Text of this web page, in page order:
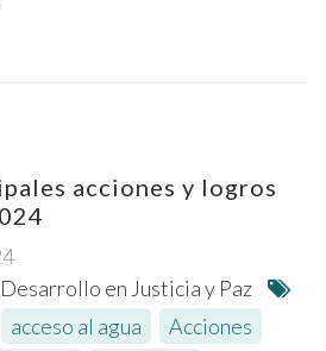
acciones y logros
en Justicia y Paz
acceso al agua Acciones